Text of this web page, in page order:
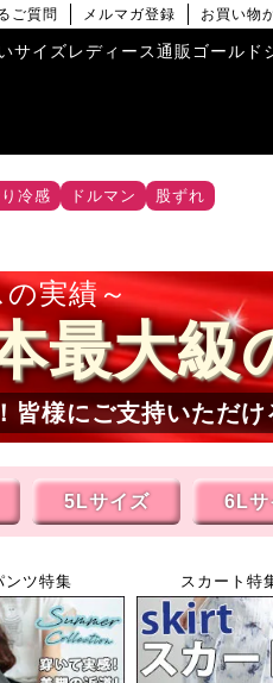
ご質問 メルマガ登録 お買い物
サイズレディース通販ゴールド
冷感 ドルマン
股ずれ
実績
最大級
皆様にご支持いただ
5Lサイズ 6Lサ
ンツ特集 スカート特